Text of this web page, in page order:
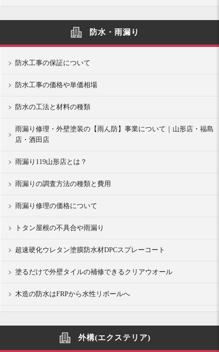
防水・雨漏り
防水工事の保証について
防水工事の価格や単価相場
防水の工法と材料の種類
雨漏り修理・外壁塗装の【雨ん防】事業について｜山形店・福島
店・酒田店
雨漏り119山形店とは？
雨漏りの調査方法の種類と費用
雨漏り修理の価格について
トタン屋根の不具合や雨漏り
超速硬化ウレタン塗膜防水材DPCスプレーコート
塗るだけで外壁タイルの補修できるクリアウオール
木造の防水はFRPから水性リボールへ
外構(エクステリア)